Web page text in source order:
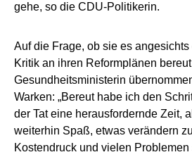
gehe, so die CDU-Politikerin.
Auf die Frage, ob sie es
Kritik an ihren Reformplänen
Gesundheitsministerin
Warken: „Bereut habe ich den
der Tat eine herausfordernde Zeit,
weiterhin Spaß, etwas verändern
Kostendruck und vielen Problemen